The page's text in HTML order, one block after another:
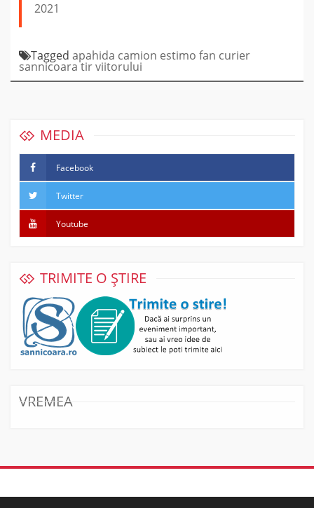
2021
Tagged apahida camion estimo fan curier
sannicoara tirviitorului
MEDIA
Facebook
Twitter
Youtube
TRIMITE O ȘTIRE
VREMEA